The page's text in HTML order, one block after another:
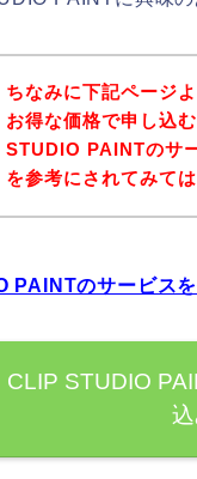
ちなみに下記ページ
お得な価格で申し込
STUDIO PAINTのサ
を参考にされてみて
PAINTのサービス
CLIP STUDIO